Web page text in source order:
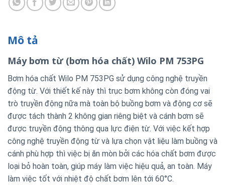
Mô tả
Máy bơm từ (bơm hóa chất) Wilo PM 753PG
Bơm hóa chất Wilo PM 753PG sử dụng công nghệ truyền
động từ. Với thiết kế này thì trục bơm không còn đóng vai
trò truyền động nữa mà toàn bộ buồng bơm và động cơ sẽ
được tách thành 2 không gian riêng biệt và cánh bơm sẽ
được truyền động thông qua lực điện từ. Với việc kết hợp
công nghệ truyền động từ và lựa chọn vật liệu làm buồng và
cánh phù hợp thì việc bị ăn mòn bởi các hóa chất bơm được
loại bỏ hoàn toàn, giúp máy làm việc hiệu quả, an toàn. Máy
làm việc tốt với nhiệt độ chất bơm lên tới 60°C.